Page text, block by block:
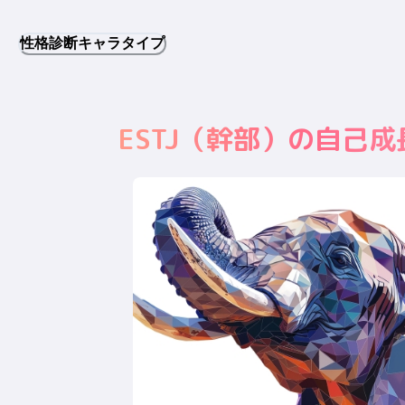
性格診断キャラタイプ
ESTJ （幹部）の自己